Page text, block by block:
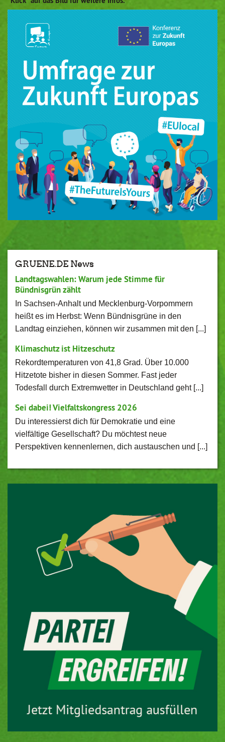
GRUENE.DE News
Landtagswahlen: Warum jede Stimme für
Bündnisgrün zählt
In Sachsen-Anhalt und Mecklenburg-Vorpommern
heißt es im Herbst: Wenn Bündnisgrüne in den
Landtag einziehen, können wir zusammen mit den [...]
Klimaschutz ist Hitzeschutz
Rekordtemperaturen von 41,8 Grad. Über 10.000
Hitzetote bisher in diesen Sommer. Fast jeder
Todesfall durch Extremwetter in Deutschland geht [...]
Sei dabei! Vielfaltskongress 2026
Du interessierst dich für Demokratie und eine
vielfältige Gesellschaft? Du möchtest neue
Perspektiven kennenlernen, dich austauschen und [...]